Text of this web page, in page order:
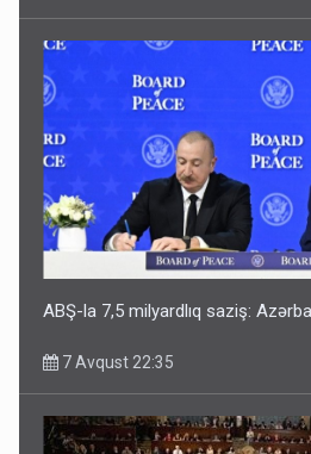
ABŞ-la 7,5 milyardlıq saziş:
7 Avqust 22:35